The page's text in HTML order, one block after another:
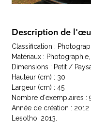
Description de
Classification :
Matériaux :
Dimensions : Petit /
Hauteur (cm) : 30
Largeur (cm) : 45
Nombre d'exemplaires :
Année de création : 2012
Lesotho. 2013.